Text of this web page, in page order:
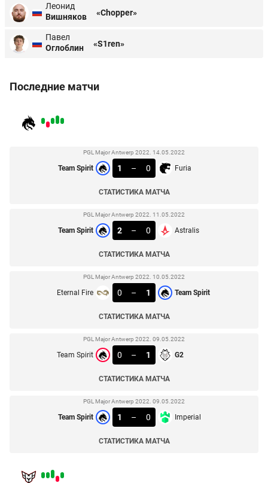
Леонид
Вишняков
«Chopper»
Павел
Оглоблин
«S1ren»
Последние матчи
PGL Major Antwerp 2022. 14.05.2022
Team Spirit 1 – 0 Furia
СТАТИСТИКА МАТЧА
PGL Major Antwerp 2022. 11.05.2022
Team Spirit 2 – 0 Astralis
СТАТИСТИКА МАТЧА
PGL Major Antwerp 2022. 10.05.2022
Eternal Fire 0 – 1 Team Spirit
СТАТИСТИКА МАТЧА
PGL Major Antwerp 2022. 09.05.2022
Team Spirit 0 – 1 G2
СТАТИСТИКА МАТЧА
PGL Major Antwerp 2022. 09.05.2022
Team Spirit 1 – 0 Imperial
СТАТИСТИКА МАТЧА